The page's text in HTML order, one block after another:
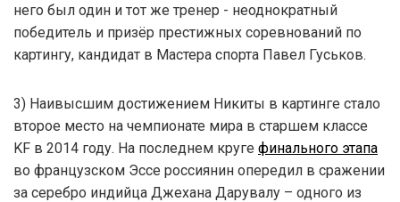
него был один и тот же тренер - неоднократный
победитель и призёр престижных соревнований по
картингу, кандидат в Мастера спорта Павел Гуськов.
3) Наивысшим достижением Никиты в картинге стало
второе место на чемпионате мира в старшем классе
KF в 2014 году. На последнем круге финального этапа
во французском Эссе россиянин опередил в сражении
за серебро индийца Джехана Дарувалу – одного из